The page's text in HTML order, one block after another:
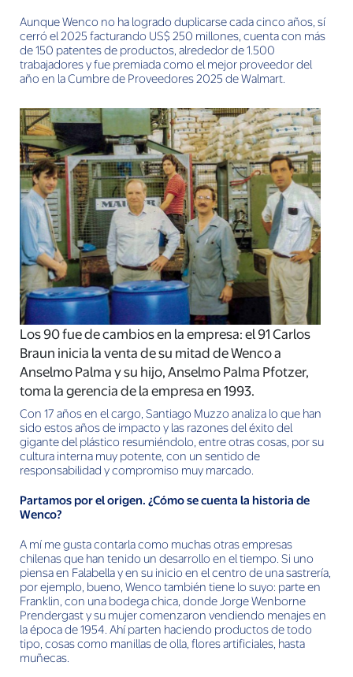
Aunque Wenco no ha logrado duplicarse cada cinco años, sí
cerró el 2025 facturando US$ 250 millones, cuenta con más
de 150 patentes de productos, alrededor de 1.500
trabajadores y fue premiada como el mejor proveedor del
año en la Cumbre de Proveedores 2025 de Walmart.
Los 90 fue de cambios en la empresa: el 91 Carlos
Braun inicia la venta de su mitad de Wenco a
Anselmo Palma y su hijo, Anselmo Palma Pfotzer,
toma la gerencia de la empresa en 1993.
Con 17 años en el cargo, Santiago Muzzo analiza lo que han
sido estos años de impacto y las razones del éxito del
gigante del plástico resumiéndolo, entre otras cosas, por su
cultura interna muy potente, con un sentido de
responsabilidad y compromiso muy marcado.
Partamos por el origen. ¿Cómo se cuenta la historia de
Wenco?
A mí me gusta contarla como muchas otras empresas
chilenas que han tenido un desarrollo en el tiempo. Si uno
piensa en Falabella y en su inicio en el centro de una sastrería,
por ejemplo, bueno, Wenco también tiene lo suyo: parte en
Franklin, con una bodega chica, donde Jorge Wenborne
Prendergast y su mujer comenzaron vendiendo menajes en
la época de 1954. Ahí parten haciendo productos de todo
tipo, cosas como manillas de olla, flores artificiales, hasta
muñecas.